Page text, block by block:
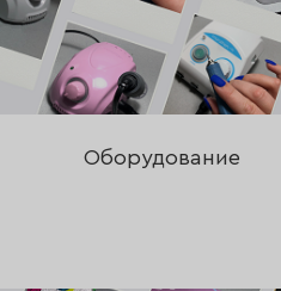
Оборудование